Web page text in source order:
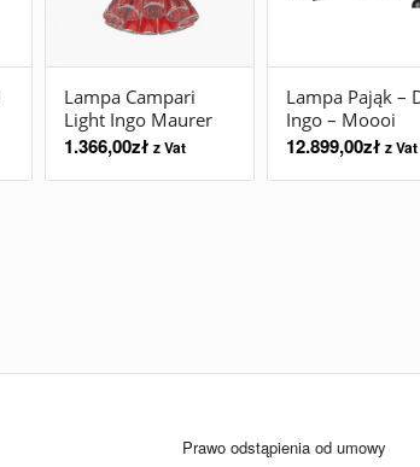
Lampa Campari
Light Ingo Maurer
1.366,00zł z Vat
Lampa Pająk –
Ingo – Moooi
12.899,00zł z Vat
Prawo odstąpienia od umowy